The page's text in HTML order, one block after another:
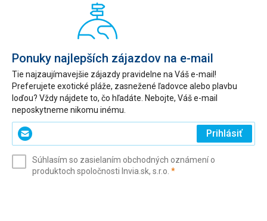
Ponuky najlepších zájazdov na e-mail
Tie najzaujímavejšie zájazdy pravidelne na Váš e-mail!
Preferujete exotické pláže, zasnežené ľadovce alebo plavbu
loďou? Vždy nájdete to, čo hľadáte. Nebojte, Váš e-mail
neposkytneme nikomu inému.
Zadajte
svoj
(povinné)
Prihlásiť
Súhlasím so zasielaním obchodných oznámení o
produktoch spoločnosti Invia.sk, s.r.o. *(povinné)